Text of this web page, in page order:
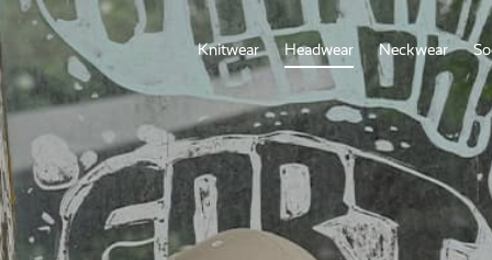
Knitwear Headwear Neckwear